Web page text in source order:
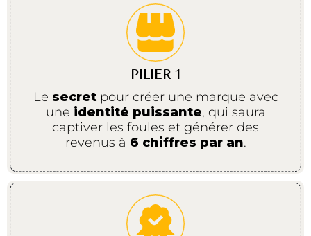
PILIER 1
Le secretpour créer une marque avec
une identité puissante, qui saura
captiver les foules et générer des
revenus à 6 chiffres par an.